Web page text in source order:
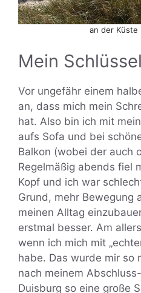
an der Küste
Mein
Vor ungefähr einem
an, dass mich mein
hat. Also bin ich mit
aufs Sofa und bei
Balkon (wobei der auch
Regelmäßig abends fiel
Kopf und ich war
Grund, mehr Bewegung
meinen Alltag
erstmal besser. Am
wenn ich mich mit
habe. Das wurde mir so
nach meinem
Duisburg so eine große